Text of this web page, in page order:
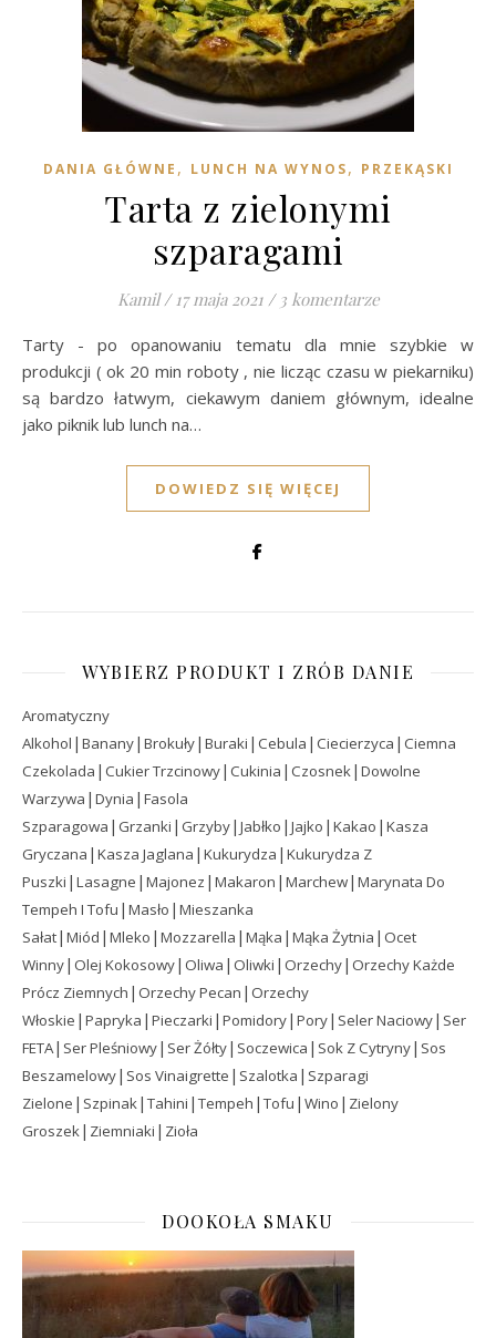
DANIA GŁÓWNE , LUNCH NA WYNOS, PRZEKĄSKI
Tarta z zielonymi
szparagami
Kamil / 17 maja 2021 / 3 komentarze
Tarty - po opanowaniu tematu dla mnie szybkie w
produkcji ( ok 20 min roboty , nie licząc czasu w piekarniku)
są bardzo łatwym, ciekawym daniem głównym, idealne
jako piknik lub lunch na…
DOWIEDZ SIĘ WIĘCEJ
WYBIERZ PRODUKT I ZRÓB DANIE
Aromatyczny
Alkohol | Banany| Brokuły| Buraki | Cebula | Ciecierzyca | Ciemna
Czekolada | Cukier Trzcinowy| Cukinia | Czosnek| Dowolne
Warzywa | Dynia | Fasola
Szparagowa | Grzanki | Grzyby| Jabłko | Jajko | Kakao | Kasza
Gryczana | Kasza Jaglana | Kukurydza | Kukurydza Z
Puszki | Lasagne | Majonez | Makaron | Marchew| Marynata Do
Tempeh I Tofu | Masło | Mieszanka
Sałat| Miód | Mleko | Mozzarella | Mąka | Mąka Żytnia | Ocet
Winny| Olej Kokosowy| Oliwa | Oliwki | Orzechy| Orzechy Każde
Prócz Ziemnych | Orzechy Pecan | Orzechy
Włoskie | Papryka | Pieczarki | Pomidory| Pory| Seler Naciowy| Ser
FETA| Ser Pleśniowy| Ser Żółty| Soczewica | Sok Z Cytryny| Sos
Beszamelowy| Sos Vinaigrette | Szalotka | Szparagi
Zielone | Szpinak|Tahini |Tempeh |Tofu | Wino | Zielony
Groszek| Ziemniaki | Zioła
DOOKOŁA SMAKU